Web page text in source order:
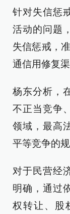
针对失信惩
活动的问题
失信惩戒，
通信用修复渠
杨东分析，
不正当竞争
领域，最高
平等竞争的
对于民营经
明确，通过
权转让、股